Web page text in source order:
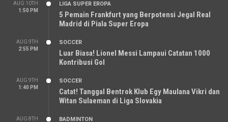
AUG 10TH
1:50 PM
LIGA SUPER EROPA
5 Pemain Frankfurt yang Berpotensi Jegal Real
Madrid di Piala Super Eropa
AUG 9TH
2:55 PM
SOCCER
Luar Biasa! Lionel Messi Lampaui Catatan 1000
Kontribusi Gol
AUG 9TH
1:40 PM
SOCCER
Catat! Tanggal Bentrok Klub Egy Maulana Vikri dan
Witan Sulaeman di Liga Slovakia
AUG 8TH
BADMINTON